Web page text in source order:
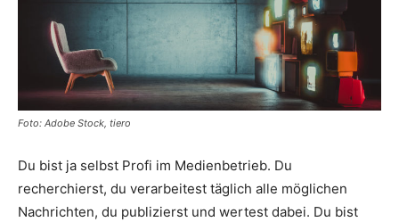
Foto: Adobe Stock, tiero
Du bist ja selbst Profi im Medienbetrieb. Du
recherchierst, du verarbeitest täglich alle möglichen
Nachrichten, du publizierst und wertest dabei. Du bist